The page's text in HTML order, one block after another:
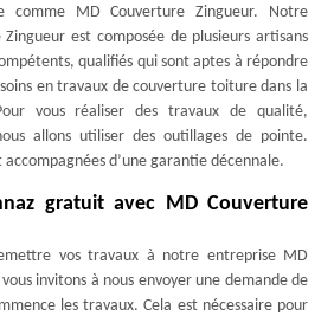
comme MD Couverture Zingueur. Notre
est composée de plusieurs artisans
qualifiés qui sont aptes à répondre
en travaux de couverture toiture dans la
vous réaliser des travaux de qualité,
allons utiliser des outillages de pointe.
accompagnées d’une garantie décennale.
gratuit avec MD Couverture
vos travaux à notre entreprise MD
invitons à nous envoyer une demande de
les travaux. Cela est nécessaire pour